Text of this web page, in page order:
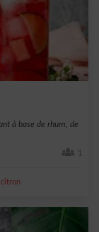
à base de rhum, de
1